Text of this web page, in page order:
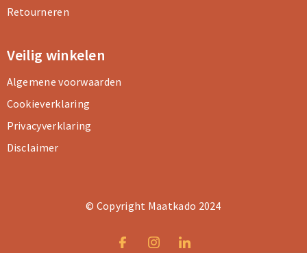
Retourneren
Veilig winkelen
Algemene voorwaarden
Cookieverklaring
Privacyverklaring
Disclaimer
© Copyright Maatkado 2024